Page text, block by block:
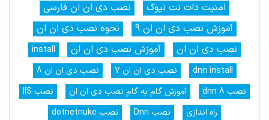
امنیت دات نت نیوک
نصب دی ان ان فارسی
آموزش نصب دی ان ان 9
نحوه نصب دی ان ان
نصب دی ان ان
آموزش نصب دی ان ان
install
dnn install
نصب دی ان ان 7
نصب دی ان ان 8
نصب dnn 8
آموزش گام به گام نصب دی ان ان
نصب IIS
راه اندازی
نصب Dnn
نصب dotnetnuke